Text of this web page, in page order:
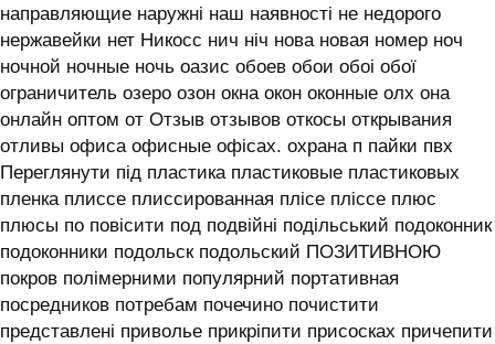
направляющие наружні наш наявності не недорого
нержавейки нет Никосс нич ніч нова новая номер ноч
ночной ночные ночь оазис обоев обои обоі обої
ограничитель озеро озон окна окон оконные олх она
онлайн оптом от Отзыв отзывов откосы открывания
отливы офиса офисные офісах. охрана п пайки пвх
Переглянути під пластика пластиковые пластиковых
пленка плиссе плиссированная плісе пліссе плюс
плюсы по повісити под подвійні подільський подоконник
подоконники подольск подольский ПОЗИТИВНОЮ
покров полімерними популярний портативная
посредников потребам почечино почистити
представлені приволье прикріпити присосках причепити